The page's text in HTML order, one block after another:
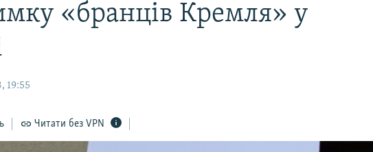
«бранців Кремля» у
19:55
Читати без VPN